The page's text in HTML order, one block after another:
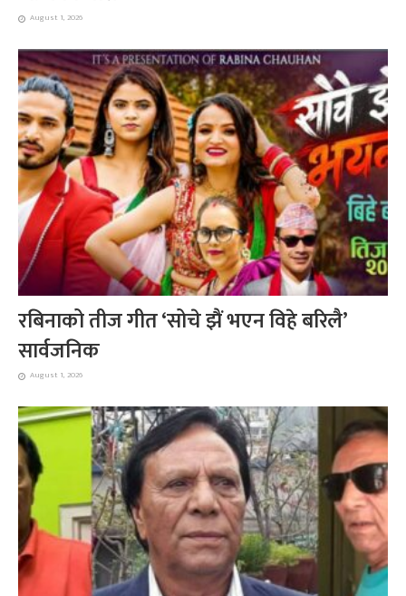
August 1, 2026
रबिनाको तीज गीत ‘सोचे झैं भएन विहे बरिलै’
सार्वजनिक
August 1, 2026